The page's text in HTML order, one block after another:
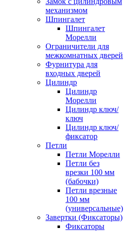
механизмом
Шпингалет
Шпингалет
Морелли
Ограничители для
межкомнатных дверей
Фурнитура для
входных дверей
Цилиндр
Цилиндр
Морелли
Цилиндр ключ/
ключ
Цилиндр ключ/
фиксатор
Петли
Петли Морелли
Петли без
врезки 100 мм
(бабочки)
Петли врезные
100 мм
(универсальные)
Завертки (Фиксаторы)
Фиксаторы